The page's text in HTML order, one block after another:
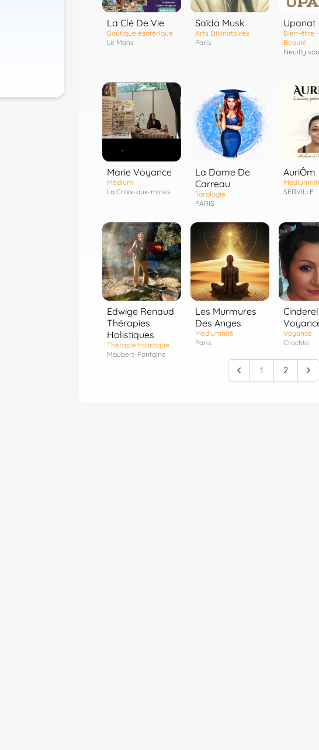
La Clé De Vie
Boutique ésotérique
Le Mans
Saïda Musk
Arts Divinatoires
Paris
Upanat
Bien-être
Beauté
Neuilly
Marie Voyance
Médium
La Croix-aux-mines
La Dame De
Carreau
Tarologie
PARIS
AuriÔm
SERVILLE
Edwige Renaud
Thérapies
Holistiques
Thérapie holistique
Maubert-Fontaine
Les Murmures
Des Anges
Mediumnité
Paris
Voyance
Crochte
1 2